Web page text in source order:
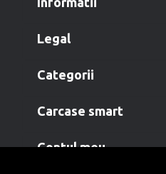
legal
categorii
carcase smart
contul meu